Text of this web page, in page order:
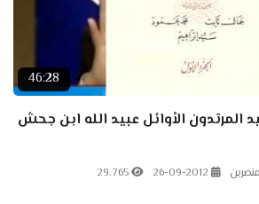
46:28
26-09-2012
29.765